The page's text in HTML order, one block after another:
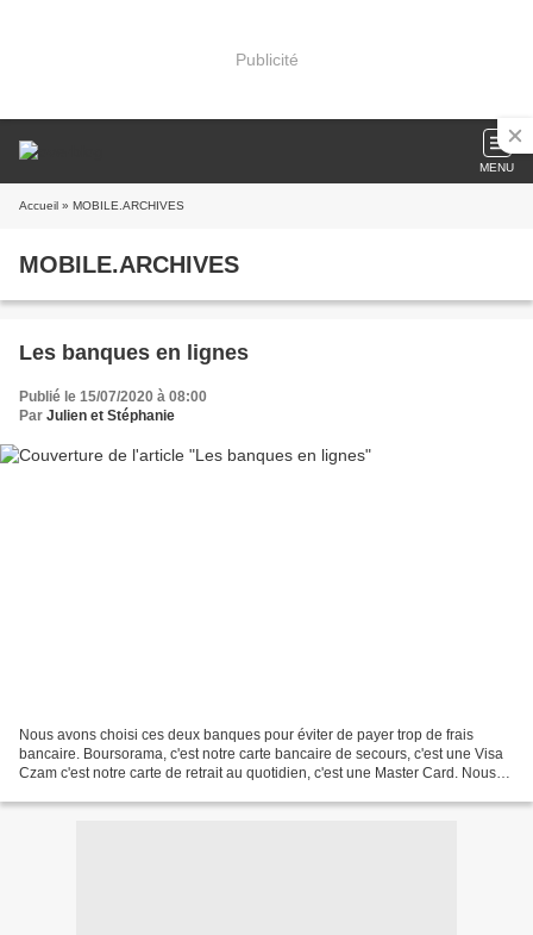
Publicité
MENU
Accueil » MOBILE.ARCHIVES
MOBILE.ARCHIVES
Les banques en lignes
Publié le 15/07/2020 à 08:00
Par Julien et Stéphanie
Nous avons choisi ces deux banques pour éviter de payer trop de frais
bancaire. Boursorama, c'est notre carte bancaire de secours, c'est une Visa
Czam c'est notre carte de retrait au quotidien, c'est une Master Card. Nous